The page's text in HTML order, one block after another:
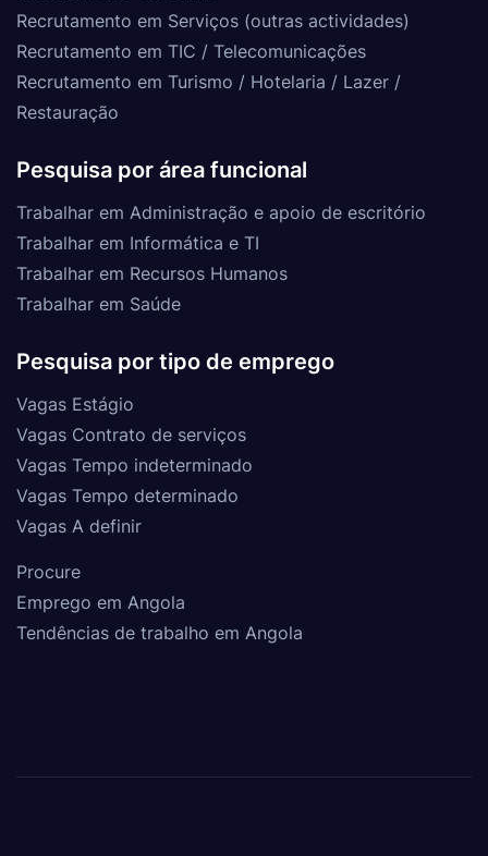
Recrutamento em Serviços (outras actividades)
Recrutamento em TIC / Telecomunicações
Recrutamento em Turismo / Hotelaria / Lazer /
Restauração
Pesquisa por área funcional
Trabalhar em Administração e apoio de escritório
Trabalhar em Informática e TI
Trabalhar em Recursos Humanos
Trabalhar em Saúde
Pesquisa por tipo de emprego
Vagas Estágio
Vagas Contrato de serviços
Vagas Tempo indeterminado
Vagas Tempo determinado
Vagas A definir
Procure
Emprego em Angola
Tendências de trabalho em Angola